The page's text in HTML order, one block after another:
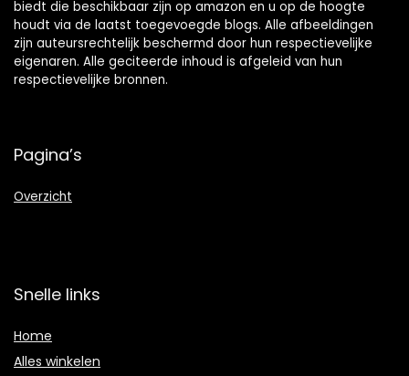
biedt die beschikbaar zijn op amazon en u op de hoogte
houdt via de laatst toegevoegde blogs. Alle afbeeldingen
zijn auteursrechtelijk beschermd door hun respectievelijke
eigenaren. Alle geciteerde inhoud is afgeleid van hun
respectievelijke bronnen.
Pagina’s
Overzicht
Snelle links
Home
Alles winkelen